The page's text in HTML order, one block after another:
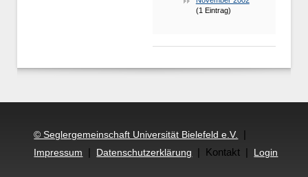
(1 Eintrag)
© Seglergemeinschaft Universität Bielefeld e.V. |
Impressum | Datenschutzerklärung | Kontakt | Login